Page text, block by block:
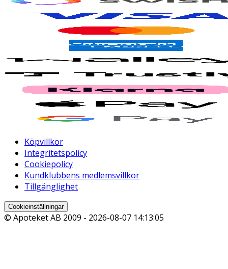
Köpvillkor
Integritetspolicy
Cookiepolicy
Kundklubbens medlemsvillkor
Tillgänglighet
Cookieinställningar
© Apoteket AB 2009 - 2026-08-07 14:13:05